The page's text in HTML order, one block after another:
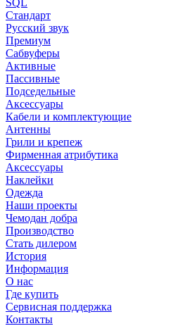
SQL
Стандарт
Русский звук
Премиум
Сабвуферы
Активные
Пассивные
Подседельные
Аксессуары
Кабели и комплектующие
Антенны
Грили и крепеж
Фирменная атрибутика
Аксессуары
Наклейки
Одежда
Наши проекты
Чемодан добра
Производство
Стать дилером
История
Информация
О нас
Где купить
Сервисная поддержка
Контакты